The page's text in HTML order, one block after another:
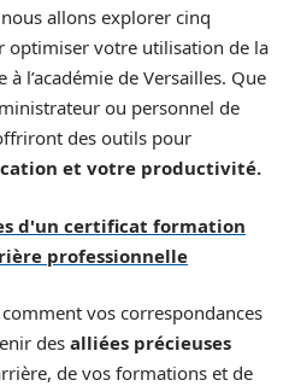
nous allons explorer cinq
optimiser votre utilisation de la
l’académie de Versailles. Que
ou personnel de
des outils pour
et votre productivité.
d'un certificat formation
professionnelle
vos correspondances
des alliées précieuses
de vos formations et de